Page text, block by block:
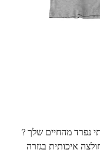
נפרד מהחיים שלך ?
איכותית בגזרה